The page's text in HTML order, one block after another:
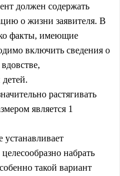
должен содержать
о жизни заявителя. В
факты, имеющие
включить сведения о
растягивать
является 1
устанавливает
набрать
такой вариант